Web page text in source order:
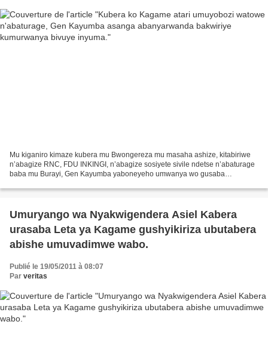
Mu kiganiro kimaze kubera mu Bwongereza mu masaha ashize, kitabiriwe
n’abagize RNC, FDU INKINGI, n’abagize sosiyete sivile ndetse n’abaturage
baba mu Burayi, Gen Kayumba yaboneyeho umwanya wo gusaba
Umuryango wa Nyakwigendera Asiel Kabera
urasaba Leta ya Kagame gushyikiriza ubutabera
abishe umuvadimwe wabo.
Publié le 19/05/2011 à 08:07
Par veritas